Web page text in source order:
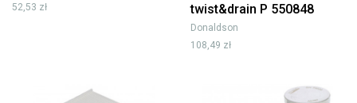
52,53 zł
twist&drain P 550848
Donaldson
108,49 zł